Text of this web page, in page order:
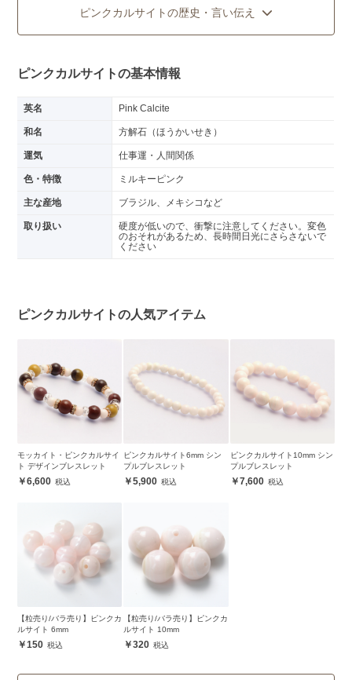
ピンクカルサイトの歴史・言い伝え
ピンクカルサイトの基本情報
英名 Pink Calcite
和名 方解石（ほうかいせき）
運気 仕事運・人間関係
色・特徴 ミルキーピンク
主な産地 ブラジル、メキシコなど
取り扱い
硬度が低いので、衝撃に注意してください。変色
のおそれがあるため、長時間日光にさらさないで
ください
ピンクカルサイトの人気アイテム
モッカイト・ピンクカルサイ
ト デザインブレスレット
6,600
ピンクカルサイト6mm シン
プルブレスレット
5,900
ピンクカルサイト10mm シン
プルブレスレット
7,600
【粒売り/バラ売り】ピンクカ
ルサイト 6mm
150
【粒売り/バラ売り】ピンクカ
ルサイト 10mm
320